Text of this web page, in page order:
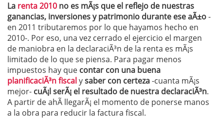
La renta 2010 no es mÃ¡s que el reflejo de nuestras
ganancias, inversiones y patrimonio durante ese aÃ±o-
en 2011 tributaremos por lo que hayamos hecho en
2010-. Por eso, una vez cerrado el ejercicio el margen
de maniobra en la declaraciÃ³n de la renta es mÃ¡s
limitado de lo que se piensa. Para pagar menos
impuestos hay que contar con una buena
planificaciÃ³n fiscalysaber con certeza-cuanta mÃ¡s
mejor- cuÃ¡l serÃ¡ el resultado de nuestra declaraciÃ³n.
A partir de ahÃ­ llegarÃ¡ el momento de ponerse manos
a la obra para reducir la factura fiscal.